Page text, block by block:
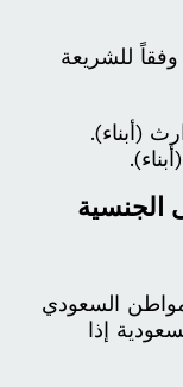
للشريعة
(أبناء).
الجنسية
السعودي
إذا